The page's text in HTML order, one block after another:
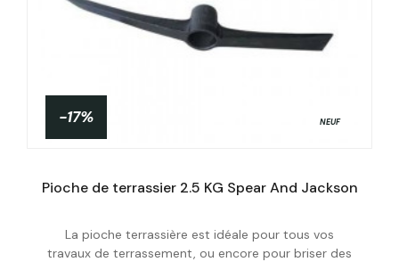
Acheter
-17% NEUF
Pioche de terrassier 2.5 KG Spear And Jackson
La pioche terrassière est idéale pour tous vos
travaux de terrassement, ou encore pour briser des